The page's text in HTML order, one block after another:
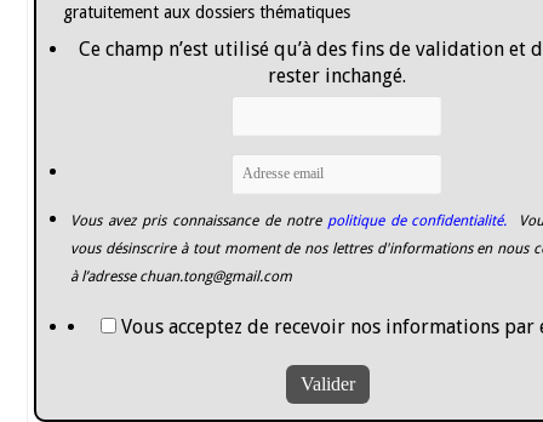
gratuitement aux dossiers thématiques
Ce champ n’est utilisé qu’à des fins de validation et
rester inchangé.
Vous avez pris connaissance de notrepolitique de confidentialité.
vous désinscrire à tout moment de nos lettres d'informations en nous
à l’adresse chuan.tong@gmail.com
Vous acceptez de recevoir nos informations par